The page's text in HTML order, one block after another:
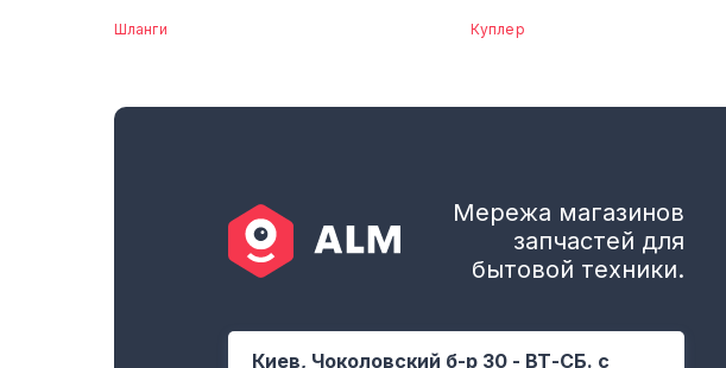
Шланги Куплер
Мережа магазинов
запчастей для
бытовой техники.
Киев, Чоколовский б-р 30 - ВТ-СБ. с